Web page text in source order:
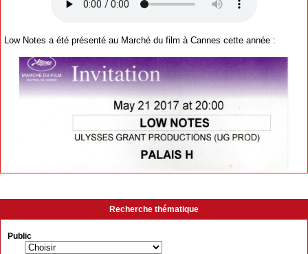
Low Notes a été présenté au Marché du film à Cannes cette année :
Recherche thématique
Public